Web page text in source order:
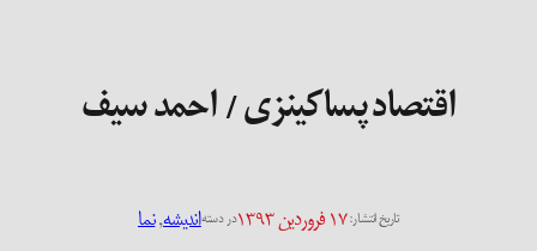
اقتصاد پساکینزی / احمد سیف
تاریخ انتشار:۱۷ فروردین ۱۳۹۳ در دستهاندیشه, نما